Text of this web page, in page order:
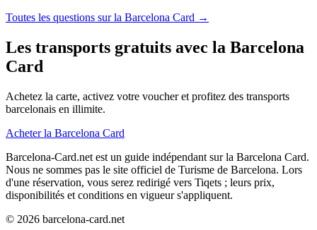
Toutes les questions sur la Barcelona Card →
Les transports gratuits avec la Barcelona
Card
Achetez la carte, activez votre voucher et profitez des transports
barcelonais en illimite.
Acheter la Barcelona Card
Barcelona-Card.net est un guide indépendant sur la Barcelona Card.
Nous ne sommes pas le site officiel de Turisme de Barcelona. Lors
d'une réservation, vous serez redirigé vers Tiqets ; leurs prix,
disponibilités et conditions en vigueur s'appliquent.
© 2026 barcelona-card.net